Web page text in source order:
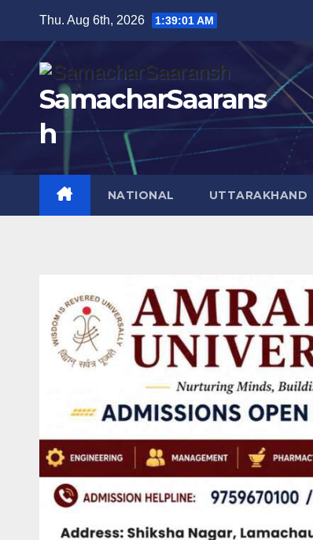
content
Thu. Aug 6th, 2026 1:39:03 AM
SamacharSaarans
h
NATIONAL UTTARAKHAND